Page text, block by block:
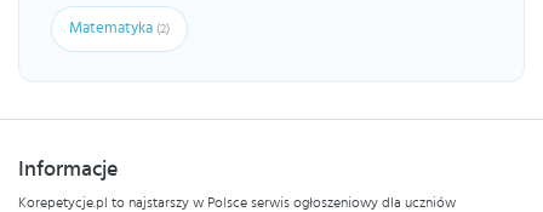
Matematyka (2)
Informacje
Korepetycje.pl to najstarszy w Polsce serwis ogłoszeniowy dla uczniów